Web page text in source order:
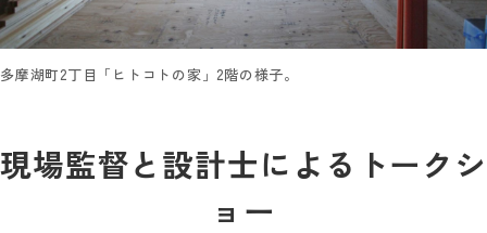
多摩湖町2丁目「ヒトコトの家」2階の様子。
現場監督と設計士によるトークシ
ョー